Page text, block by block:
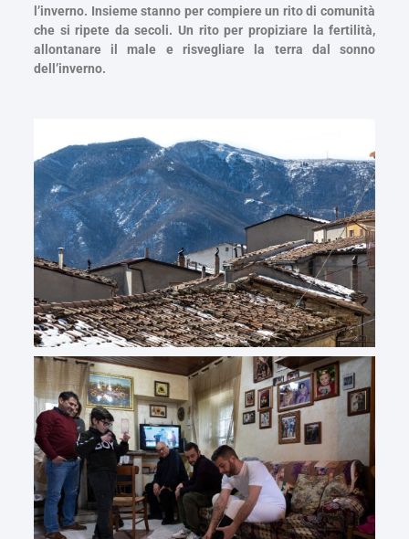
l’inverno. Insieme stanno per compiere un rito di comunità
che si ripete da secoli. Un rito per propiziare la fertilità,
allontanare il male e risvegliare la terra dal sonno
dell’inverno.